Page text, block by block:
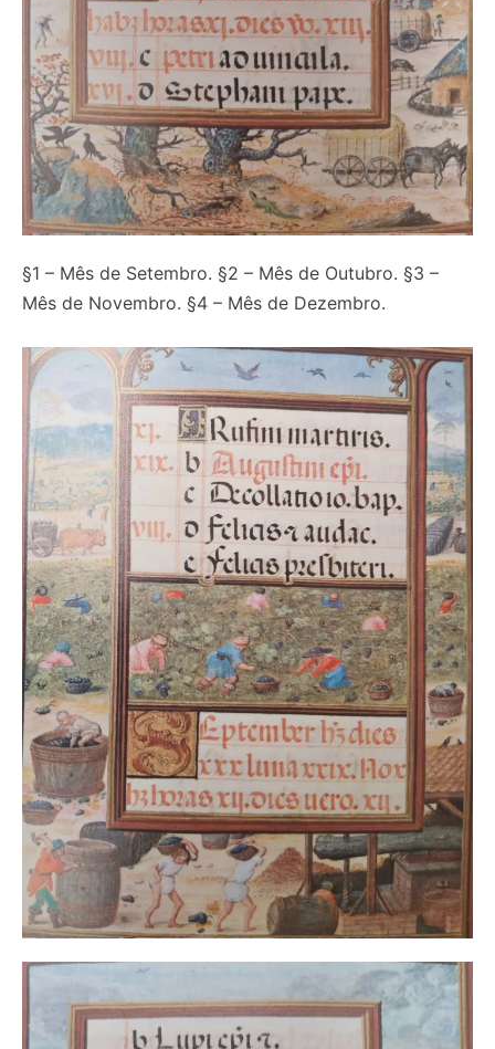
§1 – Mês de Setembro. §2 – Mês de Outubro. §3 –
Mês de Novembro. §4 – Mês de Dezembro.